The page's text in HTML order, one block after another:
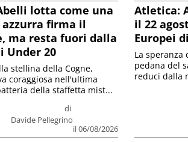
lotta come una
azzurra firma il
ma resta fuori dalla
Under 20
di
Davide Pellegrino
il 06/08/2026
stellina della Cogne,
coraggiosa nell'ultima
della staffetta mist...
Atletica:
il 22
Europei
La
pedana del
reduci dalla